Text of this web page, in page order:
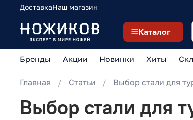
ДоставкаНаш магазин
Каталог
Бренды Акции Новинки Хиты
Главная Статьи Выбор стали для
Выбор стали для